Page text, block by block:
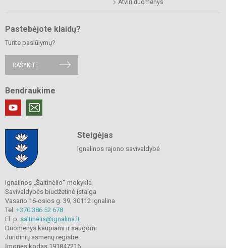
Atviri duomenys
Pastebėjote klaidų?
Turite pasiūlymų?
RAŠYKITE
Bendraukime
Steigėjas
Ignalinos rajono savivaldybė
Ignalinos „Šaltinėlio“ mokykla
Savivaldybės biudžetinė įstaiga
Vasario 16-osios g. 39, 30112 Ignalina
Tel. +370 386 52 678
El. p. saltinelis@ignalina.lt
Duomenys kaupiami ir saugomi
Juridinių asmenų registre
Įmonės kodas 191847216